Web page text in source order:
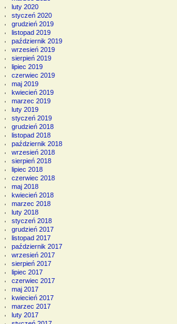
luty 2020
styczeń 2020
grudzień 2019
listopad 2019
październik 2019
wrzesień 2019
sierpień 2019
lipiec 2019
czerwiec 2019
maj 2019
kwiecień 2019
marzec 2019
luty 2019
styczeń 2019
grudzień 2018
listopad 2018
październik 2018
wrzesień 2018
sierpień 2018
lipiec 2018
czerwiec 2018
maj 2018
kwiecień 2018
marzec 2018
luty 2018
styczeń 2018
grudzień 2017
listopad 2017
październik 2017
wrzesień 2017
sierpień 2017
lipiec 2017
czerwiec 2017
maj 2017
kwiecień 2017
marzec 2017
luty 2017